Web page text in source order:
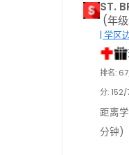
ST.
(年
| 学区
排名:
分:
距离
分钟)